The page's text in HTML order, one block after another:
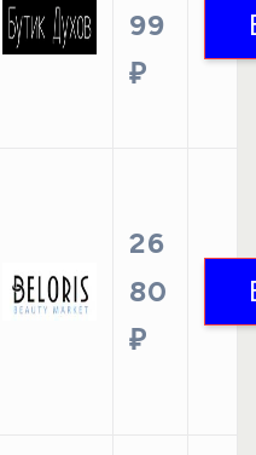
99
₽
26
80
₽